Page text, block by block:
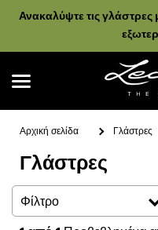
Ανακαλύψτε τις
Αρχική σελίδα Γλάστρες
Γλάστρες
Φίλτρο